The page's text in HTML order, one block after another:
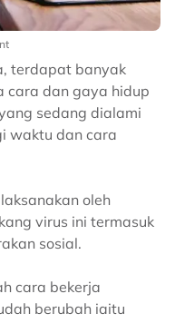
terdapat banyak
cara dan gaya hidup
sedang dialami
waktu dan cara
oleh
virus ini termasuk
sosial.
cara bekerja
berubah iaitu